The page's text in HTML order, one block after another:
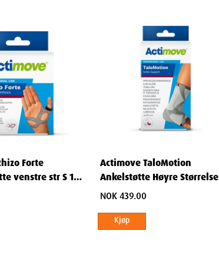
24.5
Forte
venstre str S 1
Actimove TaloMotion
Ankelstøtte Høyre Størrelse
Large 1 stk
NOK 439.00
Kjøp